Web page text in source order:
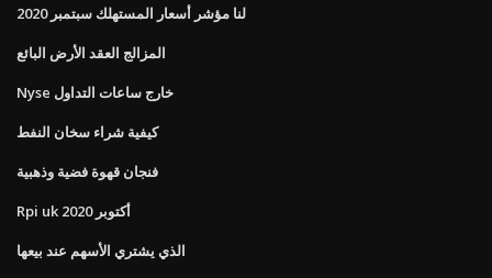
لنا مؤشر أسعار المستهلك سبتمبر 2020
المزالج العقد الأرض البائع
Nyse خارج ساعات التداول
كيفية شراء سخان النفط
فنجان قهوة فضية وذهبية
Rpi uk أكتوبر 2020
الذي يشتري الأسهم عند بيعها